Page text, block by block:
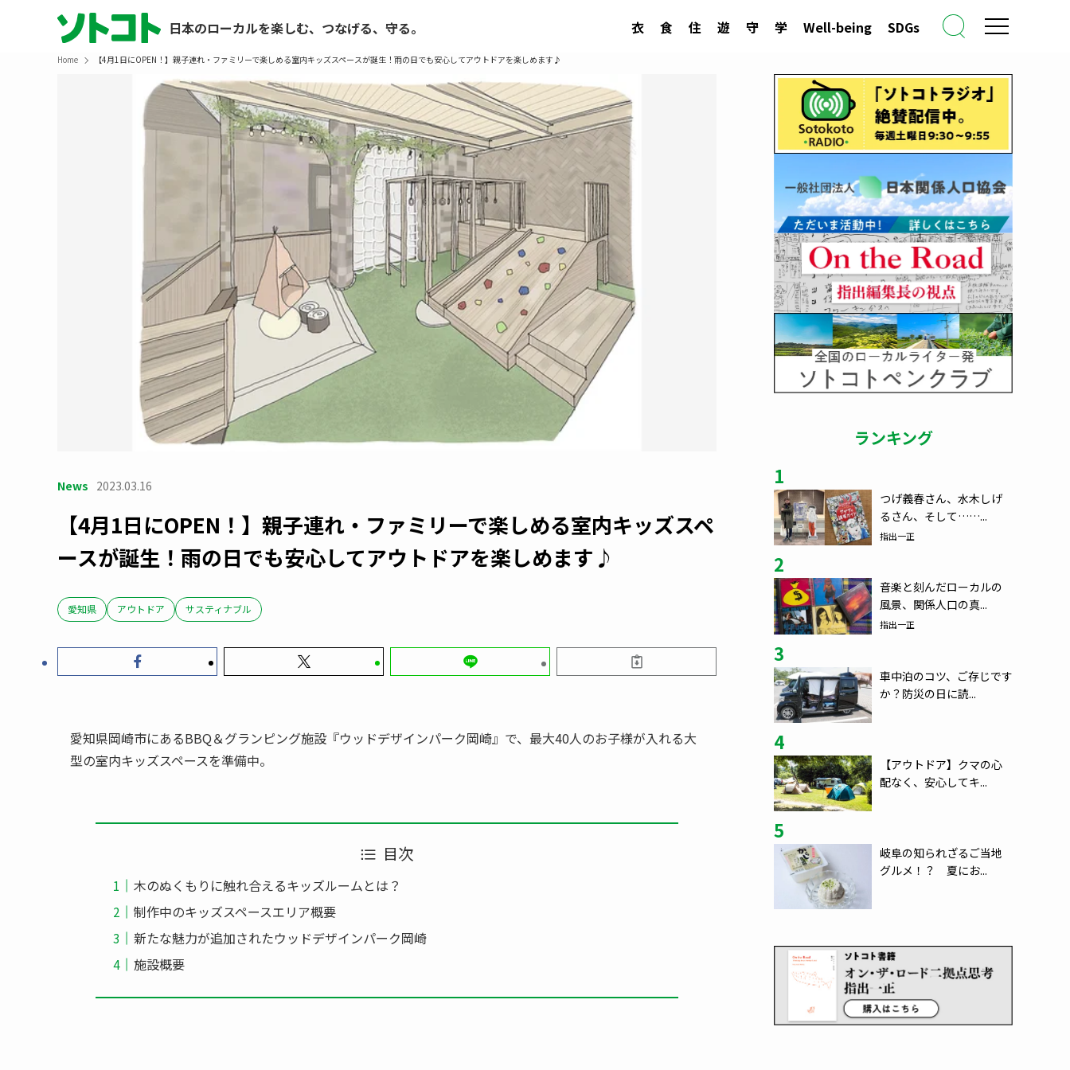
日本のローカルを楽しむ、つなげる、守る。 衣 食 住 遊 守 学 Well-being SDGs
Home 【4月1日にOPEN！】親子連れ・ファミリーで楽しめる室内キッズスペースが誕生！雨の日でも安心してアウトドアを楽しめます♪
News 2023.03.16
【4月1日にOPEN！】親子連れ・ファミリーで楽しめる室内キッズスペ
ースが誕生！雨の日でも安心してアウトドアを楽しめます♪
愛知県 アウトドア サスティナブル
愛知県岡崎市にあるBBQ＆グランピング施設『ウッドデザインパーク岡崎』で、最大40人のお子様が入れる大
型の室内キッズスペースを準備中。
目次
木のぬくもりに触れ合えるキッズルームとは？
制作中のキッズスペースエリア概要
新たな魅力が追加されたウッドデザインパーク岡崎
施設概要
ランキング
1
つげ義春さん、水木しげ
るさん、そして……...
指出一正
2
音楽と刻んだローカルの
風景、関係人口の真...
指出一正
3
車中泊のコツ、ご存じです
か？防災の日に読...
4
【アウトドア】クマの心
配なく、安心してキ...
5
岐阜の知られざるご当地
グルメ！？ 夏にお...